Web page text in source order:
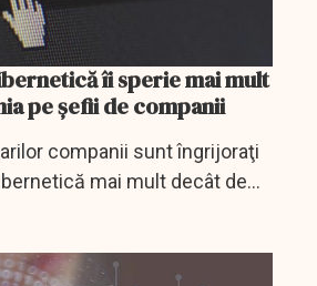
îi sperie mai mult
pe șefii de companii
companii sunt îngrijoraţi
mai mult decât de